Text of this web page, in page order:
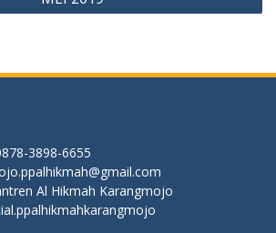
3898-6655
Al Hikmah Karangmojo